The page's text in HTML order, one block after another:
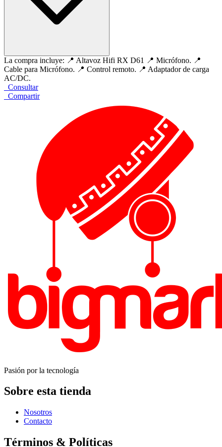
La compra incluye: 📍 Altavoz Hifi RX D61 📍 Micrófono. 📍
Cable para Micrófono. 📍 Control remoto. 📍 Adaptador de carga
AC/DC.
Consultar
Compartir
Pasión por la tecnología
Sobre esta tienda
Nosotros
Contacto
Términos & Políticas